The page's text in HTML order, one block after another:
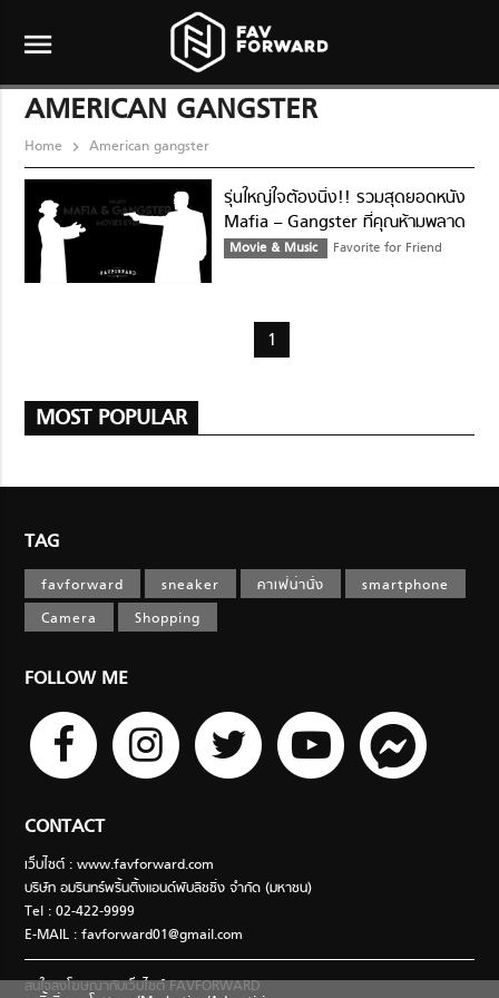
menu
AMERICAN GANGSTER
Home American gangster
รุ่นใหญ่ใจต้องนิ่ง!! รวมสุดยอดหนัง
Mafia – Gangster ที่คุณห้ามพลาด
ตลอดกาล
Movie & Music Favorite for Friend
1
MOST POPULAR
TAG
favforward sneaker คาเฟ่น่านั่ง
smartphone
Camera
Shopping
FOLLOW ME
CONTACT
เว็บไซต์ : www.favforward.com
บริษัท อมรินทร์พริ้นติ้งแอนด์พับลิชชิ่ง จำกัด (มหาชน)
Tel : 02-422-9999
E-MAIL :favforward01@gmail.com
สนใจลงโฆษณากับเว็บไซต์ FAVFORWARD